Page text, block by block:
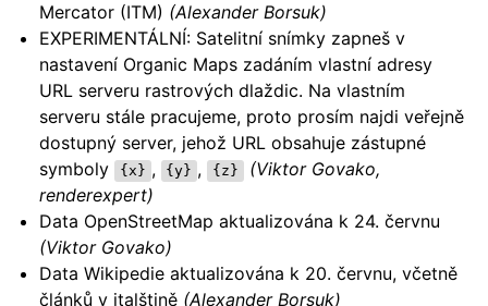
Mercator (ITM) (Alexander Borsuk)
EXPERIMENTÁLNÍ: Satelitní snímky zapneš v
nastavení Organic Maps zadáním vlastní adresy
URL serveru rastrových dlaždic. Na vlastním
serveru stále pracujeme, proto prosím najdi veřejně
dostupný server, jehož URL obsahuje zástupné
symboly
{x} , {y} , {z}
(Viktor Govako,
renderexpert)
Data OpenStreetMap aktualizována k 24. červnu
(Viktor Govako)
Data Wikipedie aktualizována k 20. červnu, včetně
článků v italštině (Alexander Borsuk)